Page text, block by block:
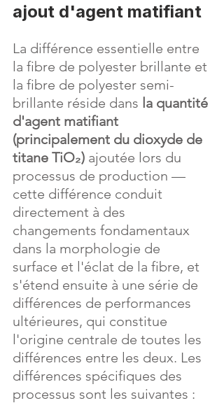
ajout d'agent matifiant
La différence essentielle entre
la fibre de polyester brillante et
la fibre de polyester semi-
brillante réside dans la quantité
d'agent matifiant
(principalement du dioxyde de
titane TiO₂) ajoutée lors du
processus de production —
cette différence conduit
directement à des
changements fondamentaux
dans la morphologie de
surface et l'éclat de la fibre, et
s'étend ensuite à une série de
différences de performances
ultérieures, qui constitue
l'origine centrale de toutes les
différences entre les deux. Les
différences spécifiques des
processus sont les suivantes :